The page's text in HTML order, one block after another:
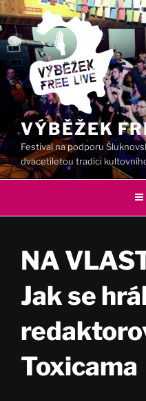
Přejít
k
obsahu
webu
VÝBĚŽEK
Festival na podporu
dvacetiletou tradici
NA
Jak se
Toxicama